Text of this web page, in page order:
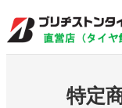
内
容
を
特定